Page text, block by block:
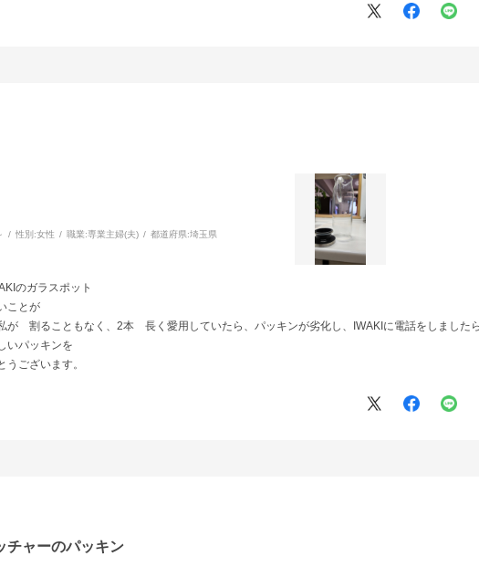
性別:女性 職業:専業主婦(夫) 都道府県:埼玉県
のガラスポット
ことが
が 割ることもなく、2本 長く愛用していたら、パッキンが劣化し、IWAKIに電話をしましたら
いパッキンを
ございます。
チャーのパッキン